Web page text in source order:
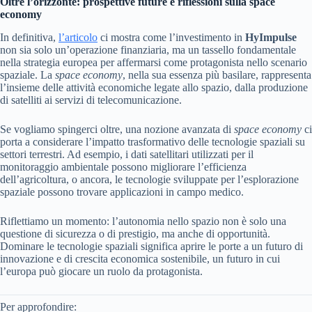
economy
In definitiva, l’articolo ci mostra come l’investimento in HyImpulse
non sia solo un’operazione finanziaria, ma un tassello fondamentale
nella strategia europea per affermarsi come protagonista nello scenario
spaziale. La space economy, nella sua essenza più basilare, rappresenta
l’insieme delle attività economiche legate allo spazio, dalla produzione
di satelliti ai servizi di telecomunicazione.
Se vogliamo spingerci oltre, una nozione avanzata di space economy ci
porta a considerare l’impatto trasformativo delle tecnologie spaziali su
settori terrestri. Ad esempio, i dati satellitari utilizzati per il
monitoraggio ambientale possono migliorare l’efficienza
dell’agricoltura, o ancora, le tecnologie sviluppate per l’esplorazione
spaziale possono trovare applicazioni in campo medico.
Riflettiamo un momento: l’autonomia nello spazio non è solo una
questione di sicurezza o di prestigio, ma anche di opportunità.
Dominare le tecnologie spaziali significa aprire le porte a un futuro di
innovazione e di crescita economica sostenibile, un futuro in cui
l’europa può giocare un ruolo da protagonista.
Per approfondire: